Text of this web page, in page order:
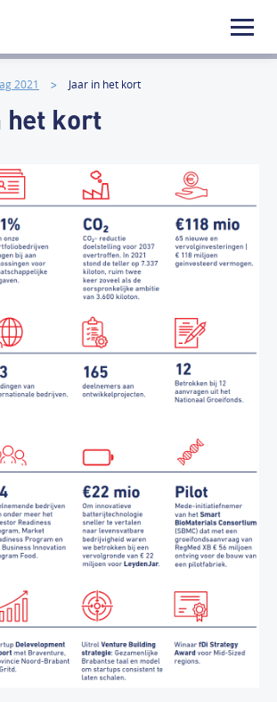
2021 Jaar in het kort
het kort